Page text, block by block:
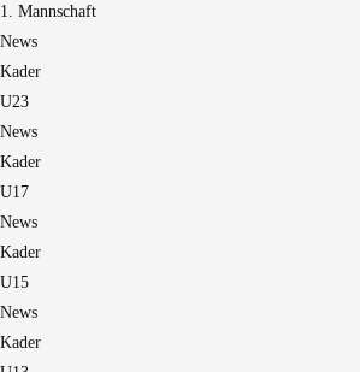
1. Mannschaft
News
Kader
U23
News
Kader
U17
News
Kader
U15
News
Kader